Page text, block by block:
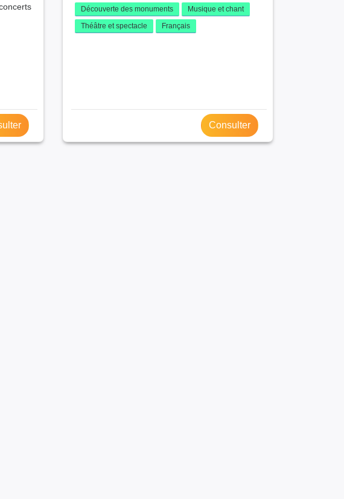
(8)
(8)
(7)
(7)
Découverte des monuments
Musique et chant
Théâtre et spectacle
Français
Consulter